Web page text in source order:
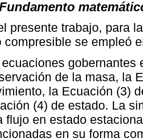
presente trabajo, para
compresible se empleó
gobernantes
de la masa, la
la Ecuación (3)
(4) de estado. La
flujo en estado
en su forma